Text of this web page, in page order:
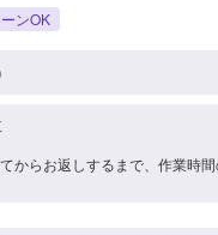
ンOK
からお返しするまで、作業時